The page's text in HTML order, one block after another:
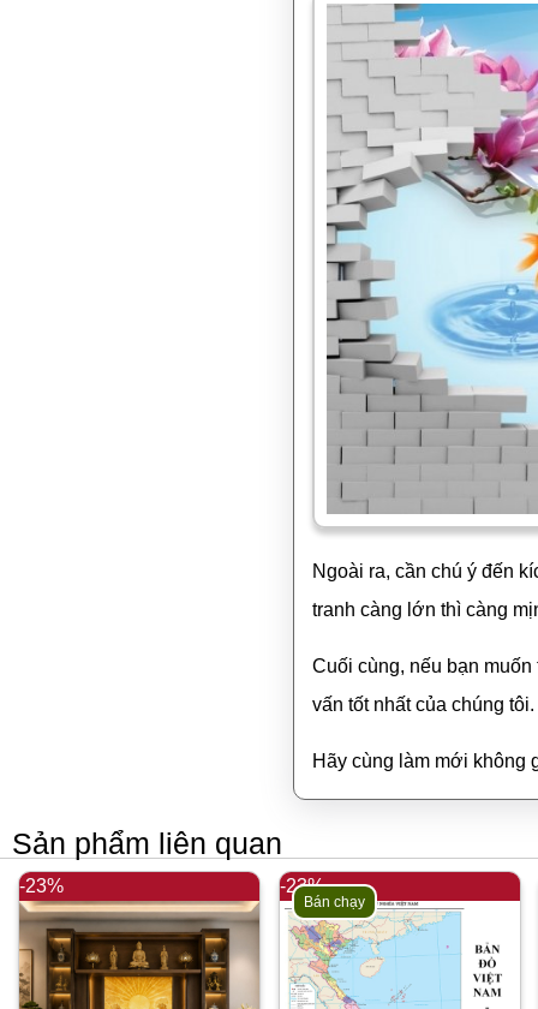
Ngoài ra, cần chú ý đến
tranh càng lớn thì càng
Cuối cùng, nếu bạn
vấn tốt nhất của chúng tôi.
Hãy cùng làm mới không
Sản phẩm liên quan
-23%
Bán chạy
-23%